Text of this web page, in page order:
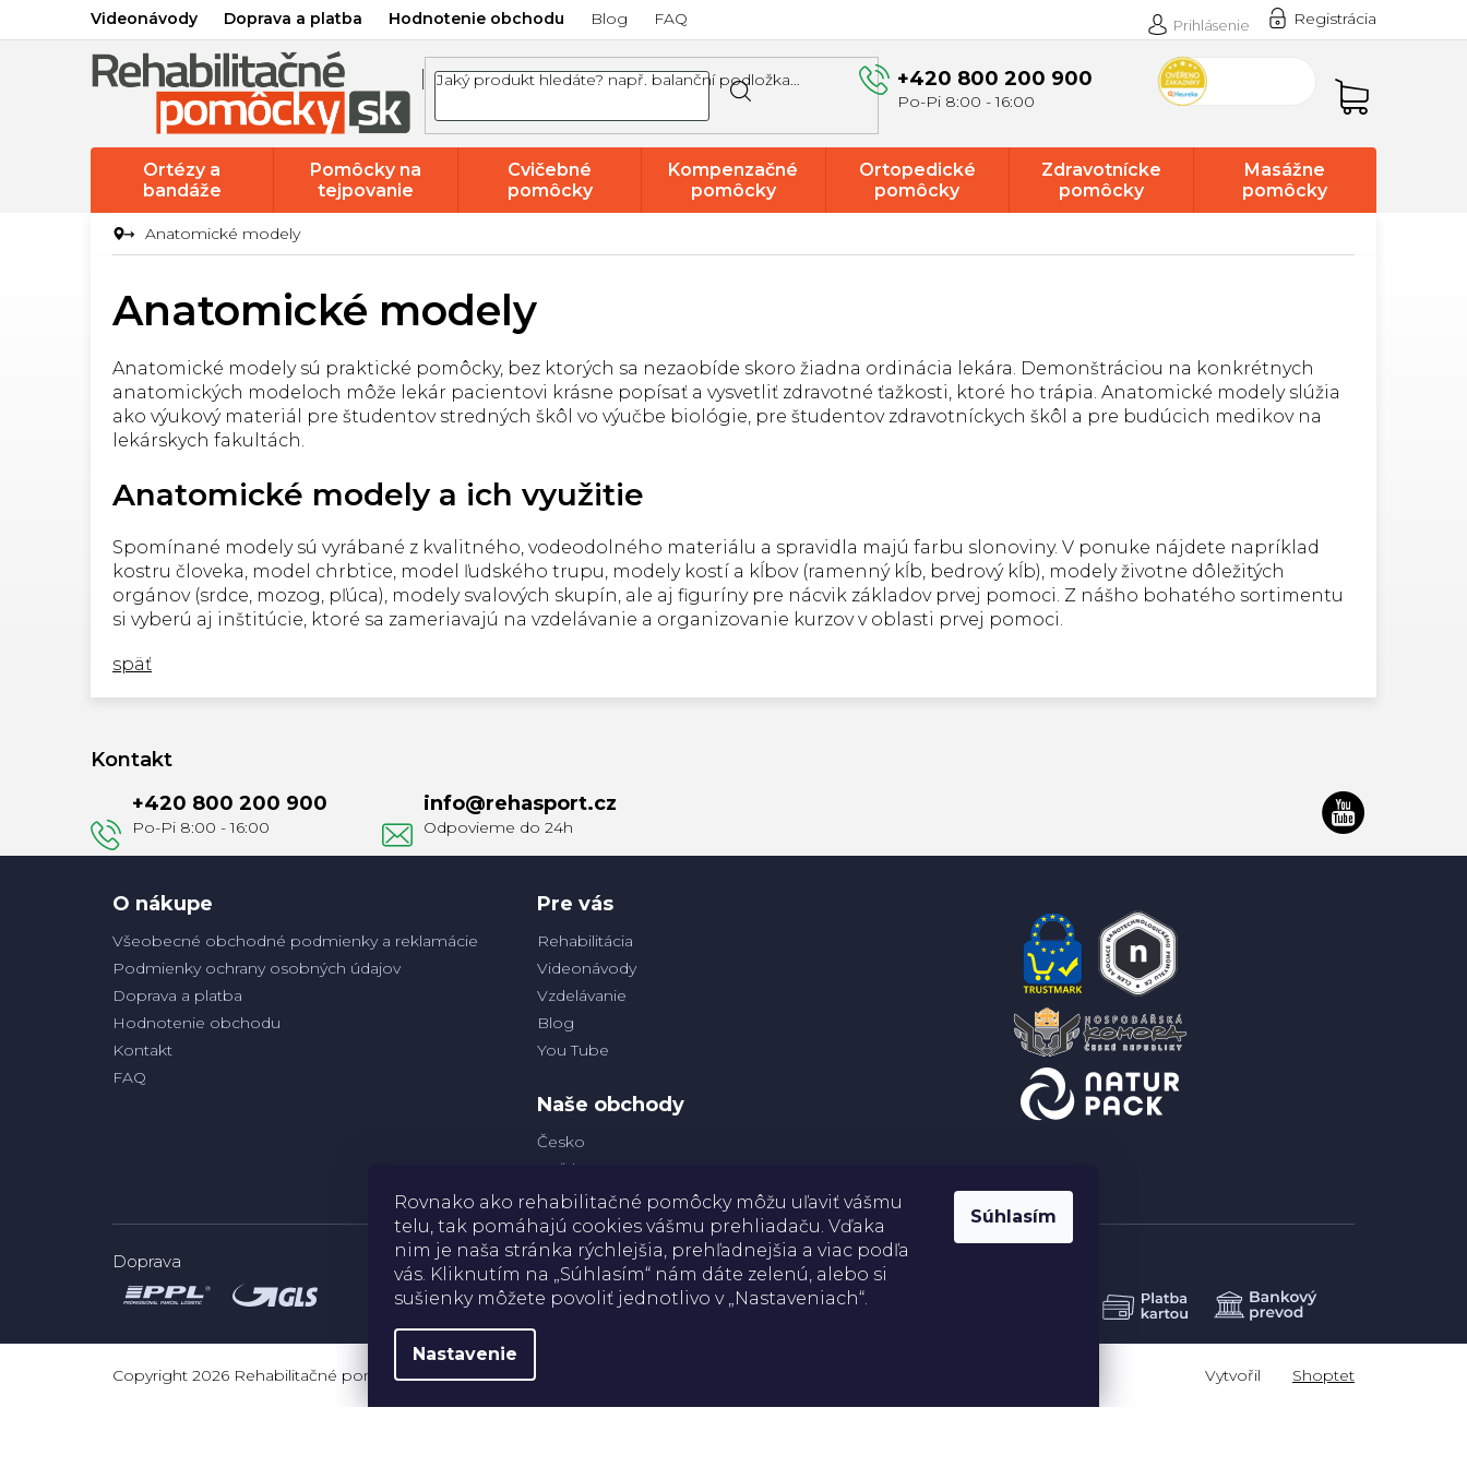
Rovnako ako rehabilitačné pomôcky môžu uľaviť vášmu
telu, tak pomáhajú cookies vášmu prehliadaču. Vďaka
nim je naša stránka rýchlejšia, prehľadnejšia a viac podľa
vás. Kliknutím na „Súhlasím“ nám dáte zelenú, alebo si
sušienky môžete povoliť jednotlivo v „Nastaveniach“.
Nastavenie
Súhlasím
Videonávody Doprava a platba Hodnotenie obchodu Blog FAQ Registrácia
Prihlásenie
+420 800 200 900
Nákupný
košík
Ortézy a
bandáže
Pomôcky na
tejpovanie
Cvičebné
pomôcky
Kompenzačné
pomôcky
Ortopedické
pomôcky
Zdravotnícke
pomôcky
Masážne
pomôcky
výpredaj
Anatomické modely
Anatomické modely
Anatomické modely sú praktické pomôcky, bez ktorých sa nezaobíde skoro žiadna ordinácia lekára. Demonštráciou na konkrétnych
anatomických modeloch môže lekár pacientovi krásne popísať a vysvetliť zdravotné ťažkosti, ktoré ho trápia. Anatomické modely slúžia
ako výukový materiál pre študentov stredných škôl vo výučbe biológie, pre študentov zdravotníckych škôl a pre budúcich medikov na
lekárskych fakultách.
Anatomické modely a ich využitie
Spomínané modely sú vyrábané z kvalitného, ​​vodeodolného materiálu a spravidla majú farbu slonoviny. V ponuke nájdete napríklad
kostru človeka, model chrbtice, model ľudského trupu, modely kostí a kĺbov (ramenný kĺb, bedrový kĺb), modely životne dôležitých
orgánov (srdce, mozog, pľúca), modely svalových skupín, ale aj figuríny pre nácvik základov prvej pomoci. Z nášho bohatého sortimentu
si vyberú aj inštitúcie, ktoré sa zameriavajú na vzdelávanie a organizovanie kurzov v oblasti prvej pomoci.
späť
Kontakt
info@rehasport.cz
+420 800 200 900
O nákupe
Všeobecné obchodné podmienky a reklamácie
Podmienky ochrany osobných údajov
Doprava a platba
Hodnotenie obchodu
Kontakt
FAQ
Pre vás
Rehabilitácia
Videonávody
Vzdelávanie
Blog
You Tube
Naše obchody
Česko
Poľsko
Doprava Platba
Shoptet
Copyright 2026 Rehabilitačné pomôcky. Všetky práva vyhradené.